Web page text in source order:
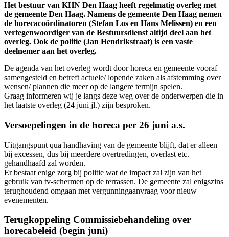
Het bestuur van KHN Den Haag heeft regelmatig overleg met
de gemeente Den Haag. Namens de gemeente Den Haag nemen
de horecacoördinatoren (Stefan Los en Hans Melissen) en een
vertegenwoordiger van de Bestuursdienst altijd deel aan het
overleg. Ook de politie (Jan Hendrikstraat) is een vaste
deelnemer aan het overleg.
De agenda van het overleg wordt door horeca en gemeente vooraf
samengesteld en betreft actuele/ lopende zaken als afstemming over
wensen/ plannen die meer op de langere termijn spelen.
Graag informeren wij je langs deze weg over de onderwerpen die in
het laatste overleg (24 juni jl.) zijn besproken.
Versoepelingen in de horeca per 26 juni a.s.
Uitgangspunt qua handhaving van de gemeente blijft, dat er alleen
bij excessen, dus bij meerdere overtredingen, overlast etc.
gehandhaafd zal worden.
Er bestaat enige zorg bij politie wat de impact zal zijn van het
gebruik van tv-schermen op de terrassen. De gemeente zal enigszins
terughoudend omgaan met vergunningaanvraag voor nieuw
evenementen.
Terugkoppeling Commissiebehandeling over
horecabeleid (begin juni)